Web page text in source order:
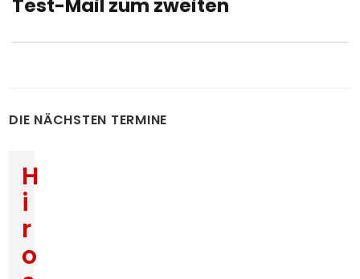
Next
Test-Mail zum zweiten
DIE NÄCHSTEN TERMINE
H
i
r
o